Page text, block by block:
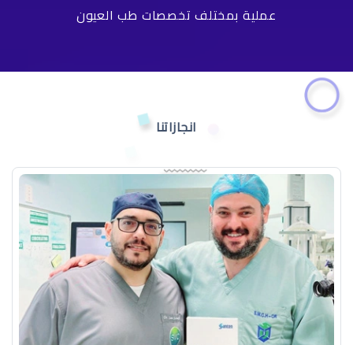
عملية بمختلف تخصصات طب العيون
انجازاتنا